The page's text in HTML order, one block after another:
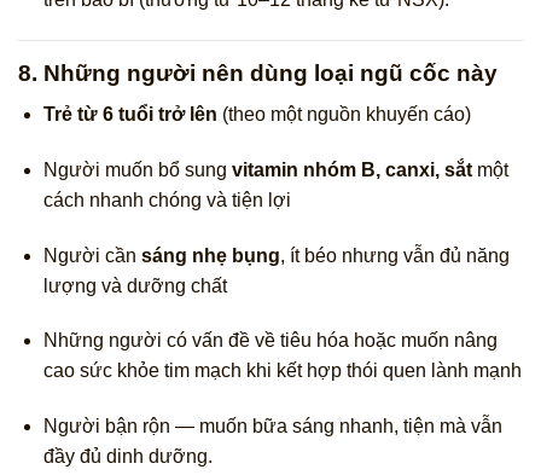
8. Những người nên dùng loại ngũ cốc này
Trẻ từ 6 tuổi trở lên (theo một nguồn khuyến cáo)
Người muốn bổ sung vitamin nhóm B, canxi, sắtmột
cách nhanh chóng và tiện lợi
Người cần sáng nhẹ bụng, ít béo nhưng vẫn đủ năng
lượng và dưỡng chất
Những người có vấn đề về tiêu hóa hoặc muốn nâng
cao sức khỏe tim mạch khi kết hợp thói quen lành mạnh
Người bận rộn — muốn bữa sáng nhanh, tiện mà vẫn
đầy đủ dinh dưỡng.